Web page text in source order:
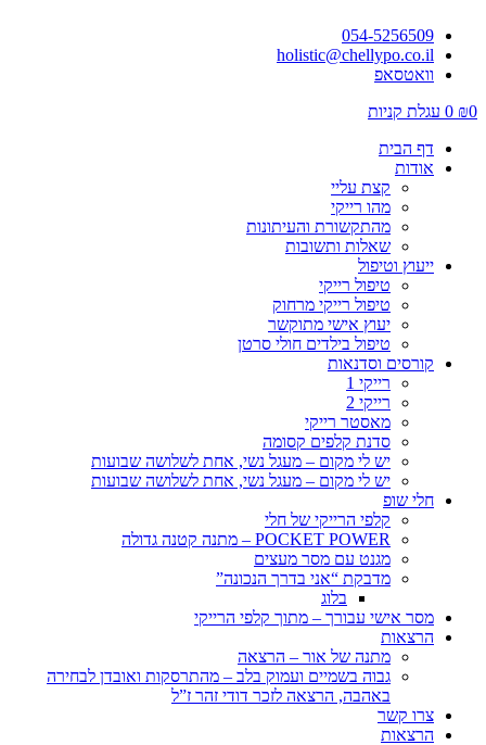
054-5256509
holistic@chellypo.co.il
וואטסאפ
₪0
0 עגלת קניות
דף הבית
אודות
קצת עליי
מהו רייקי
מהתקשורת והעיתונות
שאלות ותשובות
ייעוץ וטיפול
טיפול רייקי
טיפול רייקי מרחוק
יעוץ אישי מתוקשר
טיפול בילדים חולי סרטן
קורסים וסדנאות
רייקי 1
רייקי 2
מאסטר רייקי
סדנת קלפים קסומה
יש לי מקום – מעגל נשי, אחת לשלושה שבועות
יש לי מקום – מעגל נשי, אחת לשלושה שבועות
חלי שופ
קלפי הרייקי של חלי
POCKET POWER – מתנה קטנה גדולה
מגנט עם מסר מעצים
מדבקת “אני בדרך הנכונה”
בלוג
מסר אישי עבורך – מתוך קלפי הרייקי
הרצאות
מתנה של אור – הרצאה
גבוה בשמיים ועמוק בלב – מהתרסקות ואובדן לבחירה
באהבה, הרצאה לזכר דודי זהר ז”ל
צרו קשר
הרצאות